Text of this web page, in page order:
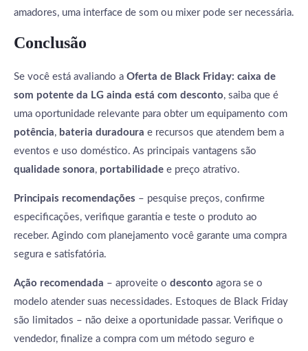
amadores, uma interface de som ou mixer pode ser necessária.
Conclusão
Se você está avaliando a Oferta de Black Friday: caixa de
som potente da LG ainda está com desconto, saiba que é
uma oportunidade relevante para obter um equipamento com
potência, bateria duradoura e recursos que atendem bem a
eventos e uso doméstico. As principais vantagens são
qualidade sonora, portabilidade e preço atrativo.
Principais recomendações – pesquise preços, confirme
especificações, verifique garantia e teste o produto ao
receber. Agindo com planejamento você garante uma compra
segura e satisfatória.
Ação recomendada – aproveite o desconto agora se o
modelo atender suas necessidades. Estoques de Black Friday
são limitados – não deixe a oportunidade passar. Verifique o
vendedor, finalize a compra com um método seguro e